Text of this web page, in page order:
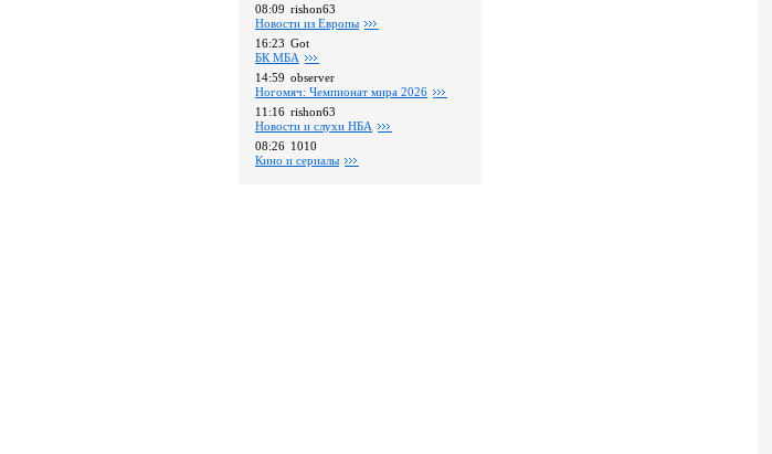
08:09 rishon63
Новости из Европы
16:23 Got
БК МБА
14:59 observer
Ногомяч: Чемпионат мира 2026
11:16 rishon63
Новости и слухи НБА
08:26 1010
Кино и сериалы